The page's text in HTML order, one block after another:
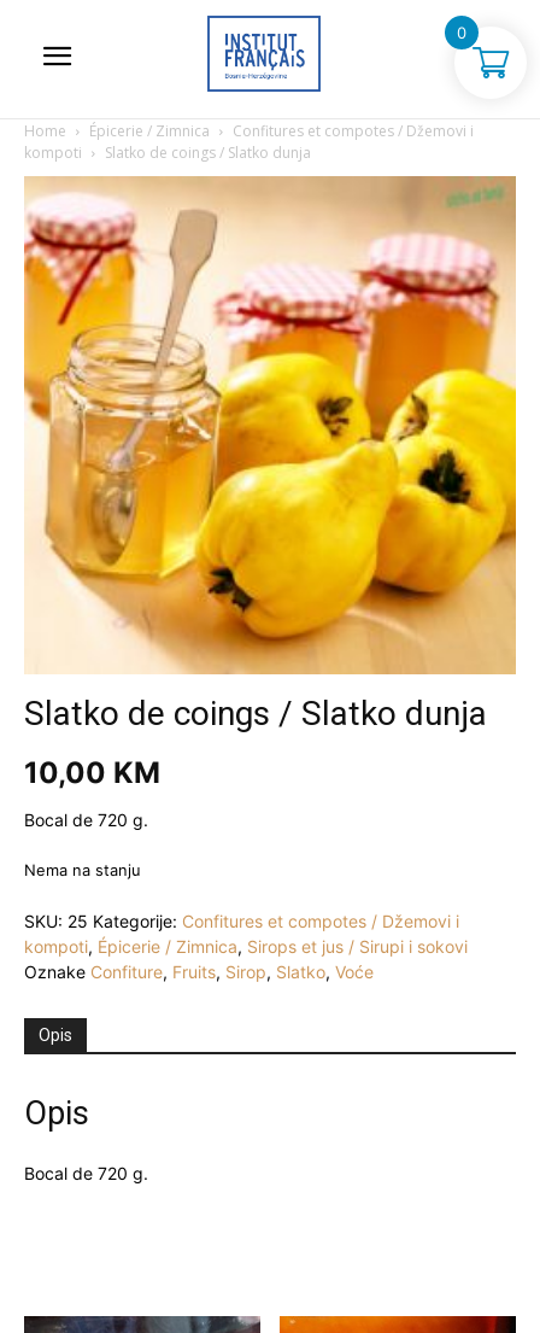
Home Épicerie / Zimnica
Confitures et compotes / Džemovi i
kompoti
Slatko de coings / Slatko dunja
Slatko de coings / Slatko dunja
10,00 KM
Bocal de 720 g.
Nema na stanju
SKU: 25 Kategorije: Confitures et compotes / Džemovi i
kompoti, Épicerie / Zimnica, Sirops et jus / Sirupi i sokovi
Oznake Confiture, Fruits, Sirop, Slatko, Voće
Opis
Opis
Bocal de 720 g.
0